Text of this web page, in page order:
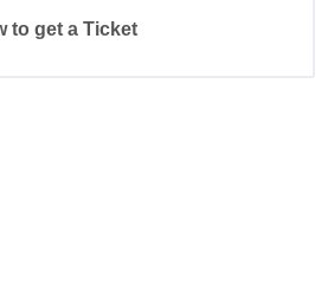
to get a Ticket